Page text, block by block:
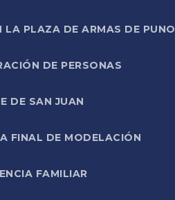
PLAZA DE ARMAS DE PUNO
DE PERSONAS
DE SAN JUAN
FINAL DE MODELACIÓN
FAMILIAR